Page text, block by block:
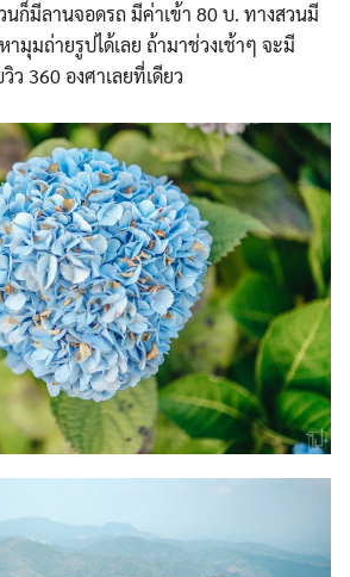
นก็มีลานจอดรถ มีค่าเข้า 80 บ. ทางสวนมี
มุมถ่ายรูปได้เลย ถ้ามาช่วงเช้าๆ จะมี
ว 360 องศาเลยที่เดียว